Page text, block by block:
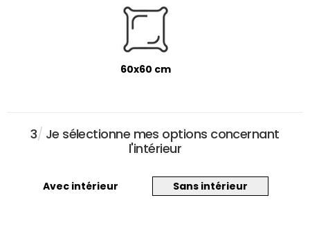
60x60 cm
3/ Je sélectionne mes options concernant
l'intérieur
Avec intérieur Sans intérieur